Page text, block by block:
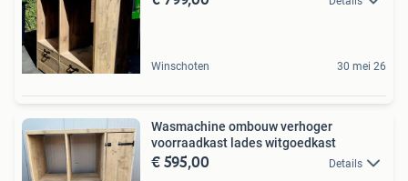
Winschoten 30 mei 26
Wasmachine ombouw verhoger
voorraadkast lades witgoedkast
€ 595,00 Details